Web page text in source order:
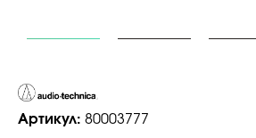
Артикул: 80003777